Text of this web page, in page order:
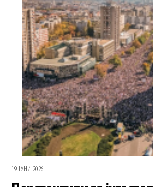
19 ЈУНИ 2026